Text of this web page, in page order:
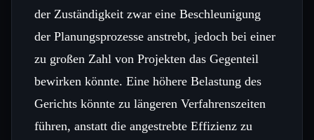
der Zuständigkeit zwar eine Beschleunigung
der Planungsprozesse anstrebt, jedoch bei einer
zu großen Zahl von Projekten das Gegenteil
bewirken könnte. Eine höhere Belastung des
Gerichts könnte zu längeren Verfahrenszeiten
führen, anstatt die angestrebte Effizienz zu